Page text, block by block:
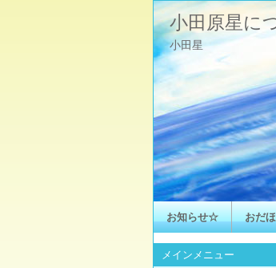
小田原星に
小田星
お知らせ☆ おだ
メインメニュー